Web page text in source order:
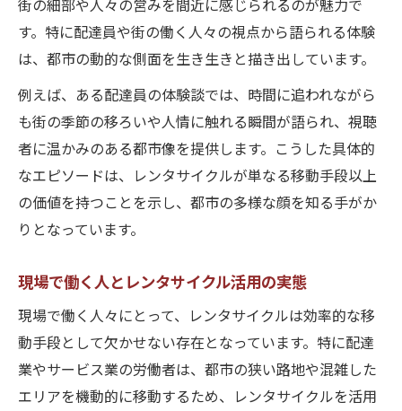
街の細部や人々の営みを間近に感じられるのが魅力で
す。特に配達員や街の働く人々の視点から語られる体験
は、都市の動的な側面を生き生きと描き出しています。
例えば、ある配達員の体験談では、時間に追われながら
も街の季節の移ろいや人情に触れる瞬間が語られ、視聴
者に温かみのある都市像を提供します。こうした具体的
なエピソードは、レンタサイクルが単なる移動手段以上
の価値を持つことを示し、都市の多様な顔を知る手がか
りとなっています。
現場で働く人とレンタサイクル活用の実態
現場で働く人々にとって、レンタサイクルは効率的な移
動手段として欠かせない存在となっています。特に配達
業やサービス業の労働者は、都市の狭い路地や混雑した
エリアを機動的に移動するため、レンタサイクルを活用